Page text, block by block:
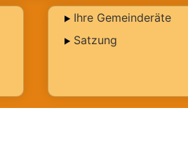
Ihre Gemeinderäte
Satzung